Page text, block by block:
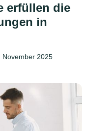
erfüllen die
in
November 2025